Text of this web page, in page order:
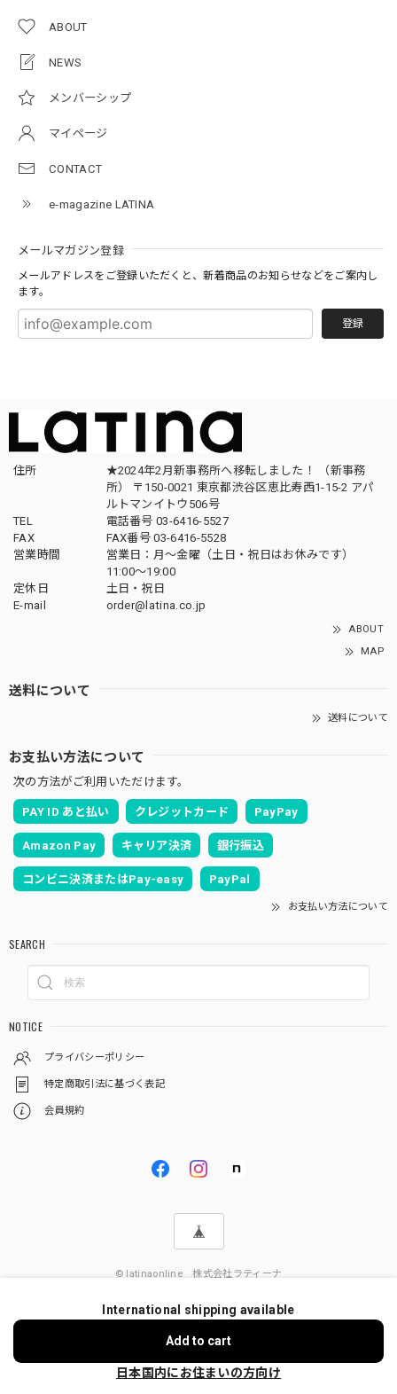
ABOUT
NEWS
メンバーシップ
マイページ
CONTACT
e-magazine LATINA
メールマガジン登録
メールアドレスをご登録いただくと、新着商品のお知らせなどをご案内し
ます。
登録
住所
★2024年2月新事務所へ移転しました！ （新事務
所） 〒150-0021 東京都渋谷区恵比寿西1-15-2 アパ
ルトマンイトウ506号
TEL
電話番号 03-6416-5527
FAX
FAX番号 03-6416-5528
営業時間
営業日：月〜金曜（土日・祝日はお休みです）
11:00〜19:00
定休日
土日・祝日
E-mail
order@latina.co.jp
ABOUT
MAP
送料について
送料について
お支払い方法について
次の方法がご利用いただけます。
PAY ID あと払い クレジットカード PayPay
Amazon Pay キャリア決済 銀行振込
コンビニ決済またはPay-easy PayPal
お支払い方法について
SEARCH
NOTICE
プライバシーポリシー
特定商取引法に基づく表記
会員規約
© latinaonline 株式会社ラティーナ
International shipping available
Add to cart
日本国内にお住まいの方向け